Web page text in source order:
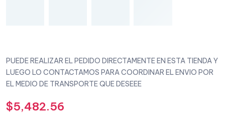
PUEDE REALIZAR EL PEDIDO DIRECTAMENTE EN ESTA TIENDA Y
LUEGO LO CONTACTAMOS PARA COORDINAR EL ENVIO POR
EL MEDIO DE TRANSPORTE QUE DESEEE
$5,482.56